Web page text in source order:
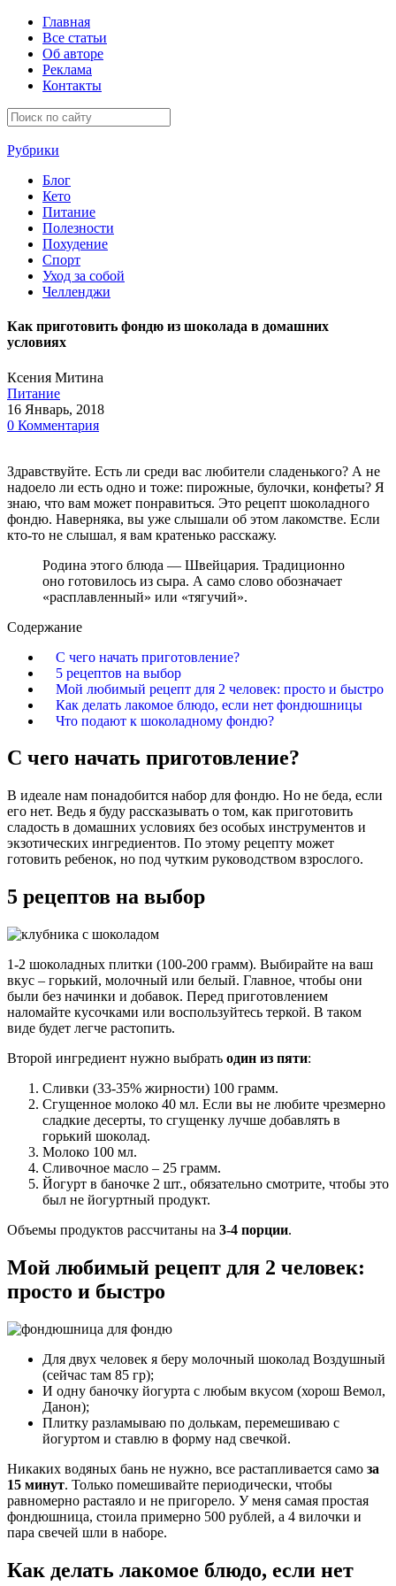
Главная
Все статьи
Об авторе
Реклама
Контакты
Рубрики
Блог
Кето
Питание
Полезности
Похудение
Спорт
Уход за собой
Челленджи
Как приготовить фондю из шоколада в домашних
условиях
Ксения Митина
Питание
16 Январь, 2018
0 Комментария
Здравствуйте. Есть ли среди вас любители сладенького? А не
надоело ли есть одно и тоже: пирожные, булочки, конфеты? Я
знаю, что вам может понравиться. Это рецепт шоколадного
фондю. Наверняка, вы уже слышали об этом лакомстве. Если
кто-то не слышал, я вам кратенько расскажу.
Родина этого блюда — Швейцария. Традиционно
оно готовилось из сыра. А само слово обозначает
«расплавленный» или «тягучий».
Содержание
С чего начать приготовление?
5 рецептов на выбор
Мой любимый рецепт для 2 человек: просто и быстро
Как делать лакомое блюдо, если нет фондюшницы
Что подают к шоколадному фондю?
С чего начать приготовление?
В идеале нам понадобится набор для фондю. Но не беда, если
его нет. Ведь я буду рассказывать о том, как приготовить
сладость в домашних условиях без особых инструментов и
экзотических ингредиентов. По этому рецепту может
готовить ребенок, но под чутким руководством взрослого.
5 рецептов на выбор
1-2 шоколадных плитки (100-200 грамм). Выбирайте на ваш
вкус – горький, молочный или белый. Главное, чтобы они
были без начинки и добавок. Перед приготовлением
наломайте кусочками или воспользуйтесь теркой. В таком
виде будет легче растопить.
Второй ингредиент нужно выбрать один из пяти:
Сливки (33-35% жирности) 100 грамм.
Сгущенное молоко 40 мл. Если вы не любите чрезмерно
сладкие десерты, то сгущенку лучше добавлять в
горький шоколад.
Молоко 100 мл.
Сливочное масло – 25 грамм.
Йогурт в баночке 2 шт., обязательно смотрите, чтобы это
был не йогуртный продукт.
Объемы продуктов рассчитаны на 3-4 порции.
Мой любимый рецепт для 2 человек:
просто и быстро
Для двух человек я беру молочный шоколад Воздушный
(сейчас там 85 гр);
И одну баночку йогурта с любым вкусом (хорош Вемол,
Данон);
Плитку разламываю по долькам, перемешиваю с
йогуртом и ставлю в форму над свечкой.
Никаких водяных бань не нужно, все растапливается само за
15 минут. Только помешивайте периодически, чтобы
равномерно растаяло и не пригорело. У меня самая простая
фондюшница, стоила примерно 500 рублей, а 4 вилочки и
пара свечей шли в наборе.
Как делать лакомое блюдо, если нет